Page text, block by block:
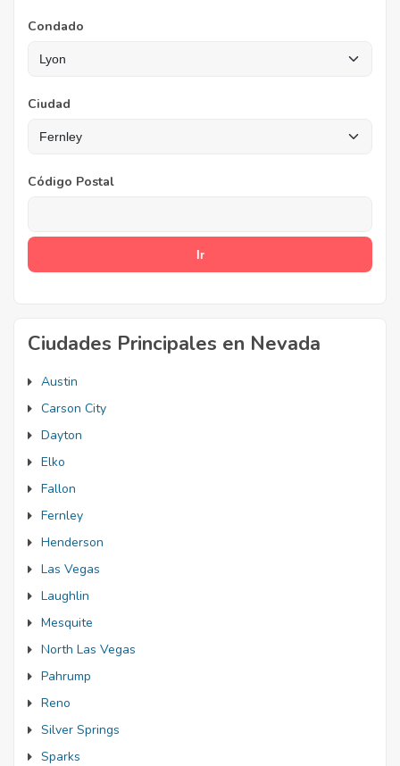
Condado
Ciudad
Código Postal
Ciudades Principales en Nevada
Austin
Carson City
Dayton
Elko
Fallon
Fernley
Henderson
Las Vegas
Laughlin
Mesquite
North Las Vegas
Pahrump
Reno
Silver Springs
Sparks